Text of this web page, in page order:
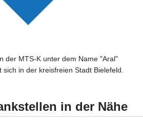
der MTS-K unter dem Name "Aral"
in der kreisfreien Stadt Bielefeld.
in der Nähe